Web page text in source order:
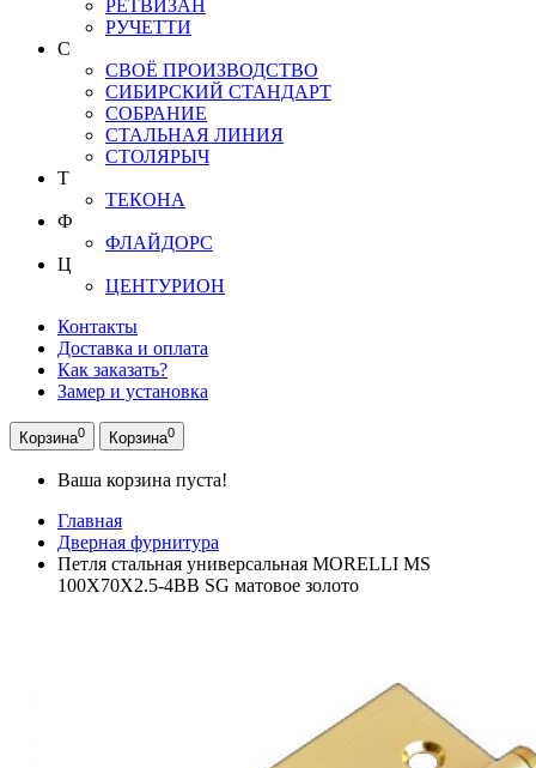
РЕТВИЗАН
РУЧЕТТИ
С
СВОЁ ПРОИЗВОДСТВО
СИБИРСКИЙ СТАНДАРТ
СОБРАНИЕ
СТАЛЬНАЯ ЛИНИЯ
СТОЛЯРЫЧ
Т
ТЕКОНА
Ф
ФЛАЙДОРС
Ц
ЦЕНТУРИОН
Контакты
Доставка и оплата
Как заказать?
Замер и установка
Корзина0 Корзина0
Ваша корзина пуста!
Главная
Дверная фурнитура
Петля стальная универсальная MORELLI MS
100X70X2.5-4BB SG матовое золото